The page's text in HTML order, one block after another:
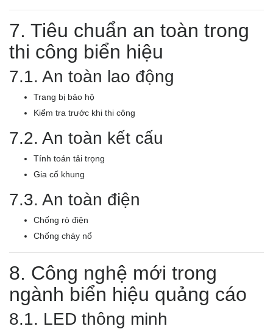
7. Tiêu chuẩn an toàn trong
thi công biển hiệu
7.1. An toàn lao động
Trang bị bảo hộ
Kiểm tra trước khi thi công
7.2. An toàn kết cấu
Tính toán tải trọng
Gia cố khung
7.3. An toàn điện
Chống rò điện
Chống cháy nổ
8. Công nghệ mới trong
ngành biển hiệu quảng cáo
8.1. LED thông minh